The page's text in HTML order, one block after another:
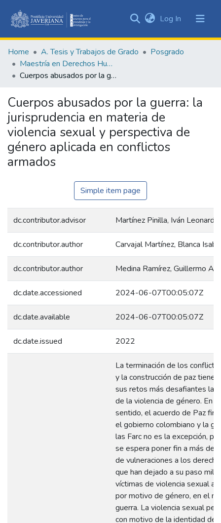
&
Collections
All of DSpace
Statistics
Log In (current)
Home A. Tesis y Trabajos de Grado
Posgrado
Maestría en Derechos Humanos y Cultura de Paz
Cuerpos abusados por la guerra: la jurisprudencia en materia de violencia sexual y perspectiva de género aplicada en conflictos armados
Cuerpos abusados por la guerra: la
jurisprudencia en materia de
violencia sexual y perspectiva de
género aplicada en conflictos
armados
Simple item page
dc.contributor.advisor Martínez Pinilla, Iván Leonardo
dc.contributor.author Carvajal Martínez, Blanca
dc.contributor.author Medina Ramírez, Guillermo
dc.date.accessioned 2024-06-07T00:05:07Z
dc.date.available 2024-06-07T00:05:07Z
dc.date.issued 2022
La terminación de los
y la construcción de paz
sus retos más desafiantes la
de la violencia de género. En
sentido, el acuerdo de Paz
el gobierno colombiano y la
las Farc no es la excepción,
se espera poner fin a más de
de vulneraciones a los
que han dejado a su paso
víctimas de violencia sexual
por motivo de género, en el
guerra. La violencia sexual
con motivo de la identidad de